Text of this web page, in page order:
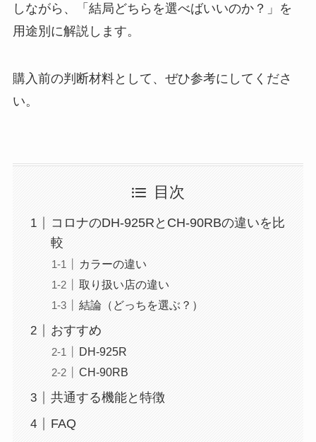
しながら、「結局どちらを選べばいいのか？」を
用途別に解説します。
購入前の判断材料として、ぜひ参考にしてくださ
い。
目次
コロナのDH-925RとCH-90RBの違いを比
較
カラーの違い
取り扱い店の違い
結論（どっちを選ぶ？）
おすすめ
DH-925R
CH-90RB
共通する機能と特徴
FAQ